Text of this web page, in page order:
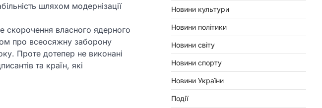
шляхом модернізації
скорочення власного ядерного
про всеосяжну заборону
Проте дотепер не виконані
та країн, які
Новини культури
Новини політики
Новини світу
Новини спорту
Новини України
Події